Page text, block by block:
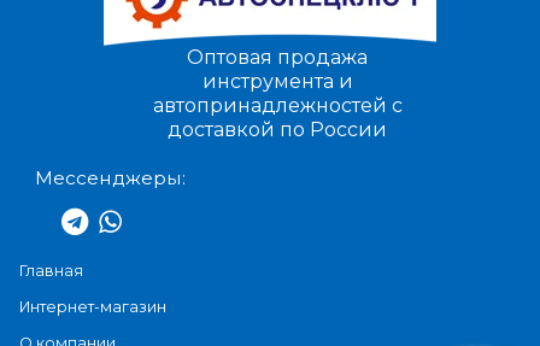
Оптовая продажа
инструмента и
автопринадлежностей с
доставкой по России
Мессенджеры:
Главная
Интернет-магазин